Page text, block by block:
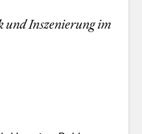
und Inszenierung im